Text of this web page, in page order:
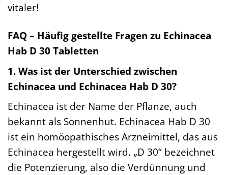
vitaler!
FAQ – Häufig gestellte Fragen zu Echinacea
Hab D 30 Tabletten
1. Was ist der Unterschied zwischen
Echinacea und Echinacea Hab D 30?
Echinacea ist der Name der Pflanze, auch
bekannt als Sonnenhut. Echinacea Hab D 30
ist ein homöopathisches Arzneimittel, das aus
Echinacea hergestellt wird. „D 30“ bezeichnet
die Potenzierung, also die Verdünnung und